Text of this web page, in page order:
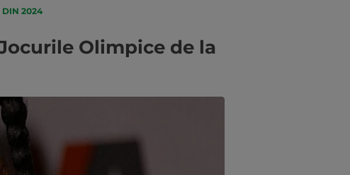
DIN 2024
Olimpice de la